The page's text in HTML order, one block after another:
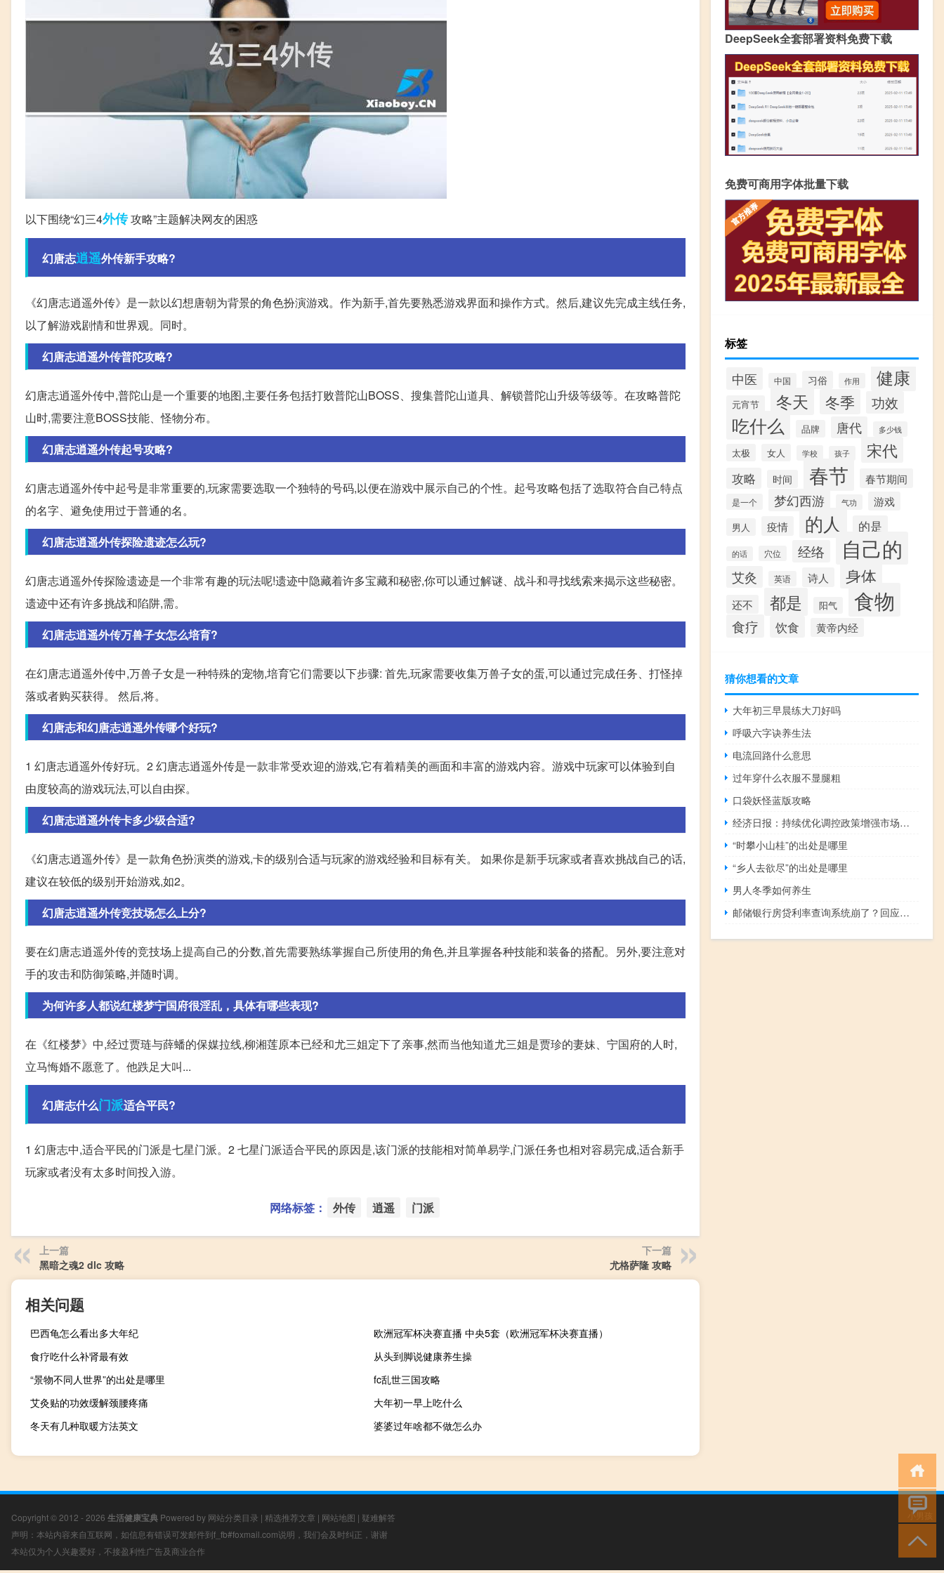
以下围绕“幻三4外传攻略”主题解决网友的困惑
幻唐志逍遥外传新手攻略?
《幻唐志逍遥外传》是一款以幻想唐朝为背景的角色扮演游戏。作为新手,首先要熟悉游戏界面和操作方式。然后,建议先完成主线任务,
以了解游戏剧情和世界观。同时。
幻唐志逍遥外传普陀攻略?
幻唐志逍遥外传中,普陀山是一个重要的地图,主要任务包括打败普陀山BOSS、搜集普陀山道具、解锁普陀山升级等级等。在攻略普陀
山时,需要注意BOSS技能、怪物分布。
幻唐志逍遥外传起号攻略?
幻唐志逍遥外传中起号是非常重要的,玩家需要选取一个独特的号码,以便在游戏中展示自己的个性。起号攻略包括了选取符合自己特点
的名字、避免使用过于普通的名。
幻唐志逍遥外传探险遗迹怎么玩?
幻唐志逍遥外传探险遗迹是一个非常有趣的玩法呢!遗迹中隐藏着许多宝藏和秘密,你可以通过解谜、战斗和寻找线索来揭示这些秘密。
遗迹中还有许多挑战和陷阱,需。
幻唐志逍遥外传万兽子女怎么培育?
在幻唐志逍遥外传中,万兽子女是一种特殊的宠物,培育它们需要以下步骤: 首先,玩家需要收集万兽子女的蛋,可以通过完成任务、打怪掉
落或者购买获得。 然后,将。
幻唐志和幻唐志逍遥外传哪个好玩?
1 幻唐志逍遥外传好玩。2 幻唐志逍遥外传是一款非常受欢迎的游戏,它有着精美的画面和丰富的游戏内容。游戏中玩家可以体验到自
由度较高的游戏玩法,可以自由探。
幻唐志逍遥外传卡多少级合适?
《幻唐志逍遥外传》是一款角色扮演类的游戏,卡的级别合适与玩家的游戏经验和目标有关。 如果你是新手玩家或者喜欢挑战自己的话,
建议在较低的级别开始游戏,如2。
幻唐志逍遥外传竞技场怎么上分?
要在幻唐志逍遥外传的竞技场上提高自己的分数,首先需要熟练掌握自己所使用的角色,并且掌握各种技能和装备的搭配。另外,要注意对
手的攻击和防御策略,并随时调。
为何许多人都说红楼梦宁国府很淫乱，具体有哪些表现?
在《红楼梦》中,经过贾琏与薛蟠的保媒拉线,柳湘莲原本已经和尤三姐定下了亲事,然而当他知道尤三姐是贾珍的妻妹、宁国府的人时,
立马悔婚不愿意了。他跌足大叫...
幻唐志什么门派适合平民?
1 幻唐志中,适合平民的门派是七星门派。2 七星门派适合平民的原因是,该门派的技能相对简单易学,门派任务也相对容易完成,适合新手
玩家或者没有太多时间投入游。
网络标签： 外传 逍遥 门派
上一篇
黑暗之魂2 dlc 攻略
下一篇
尤格萨隆 攻略
相关问题
巴西龟怎么看出多大年纪
欧洲冠军杯决赛直播 中央5套（欧洲冠军杯决赛直播）
食疗吃什么补肾最有效
从头到脚说健康养生操
“景物不同人世界”的出处是哪里
fc乱世三国攻略
艾灸贴的功效缓解颈腰疼痛
大年初一早上吃什么
冬天有几种取暖方法英文
婆婆过年啥都不做怎么办
DeepSeek全套部署资料免费下载
免费可商用字体批量下载
标签
中医 中国 习俗 作用 健康
元宵节 冬天 冬季 功效
吃什么 品牌 唐代 多少钱
太极 女人 学校 孩子 宋代
攻略 时间 春节 春节期间
是一个 梦幻西游 气功 游戏
男人 疫情 的人 的是
的话 穴位 经络 自己的
艾灸 英语 诗人 身体
还不 都是 阳气 食物
食疗 饮食 黄帝内经
猜你想看的文章
大年初三早晨练大刀好吗
呼吸六字诀养生法
电流回路什么意思
过年穿什么衣服不显腿粗
口袋妖怪蓝版攻略
经济日报：持续优化调控政策增强市场活力
“时攀小山桂”的出处是哪里
“乡人去欲尽”的出处是哪里
男人冬季如何养生
邮储银行房贷利率查询系统崩了？回应称目前访问查询的用户较多可以稍候重新访问
Copyright © 2012 - 2026 生活健康宝典 Powered by 网站分类目录 | 精选推荐文章 | 网站地图 | 疑难解答
声明：本站内容来自互联网，如信息有错误可发邮件到f_fb#foxmail.com说明，我们会及时纠正，谢谢
本站仅为个人兴趣爱好，不接盈利性广告及商业合作
小男孩